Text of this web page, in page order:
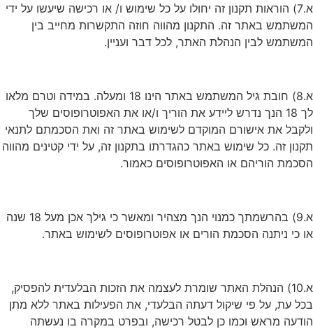
א.7) הוראות תקנון זה יחולו על כל שימוש ו/ או רכישה שיעשו על ידי
המשתמש באתר זה. התקנון מהווה חוזה התקשרות מחייב בין
המשתמש לבין הנהלת האתר, לכל דבר ועניין.
א.8) חובת גיל המשתמש באתר הינו 18 ומעלה. במידה וטרם מלאו
לך 18 הנך נדרש ליידע את הוריך ו/או את האפוטרופוסים שלך
ולקבל את אישורם המוקדם לשימוש באתר זה ואת הסכמתם לתנאי
תקנון זה. כל שימוש באתר כהגדרתו בתקנון זה, על ידי קטינים מהווה
הסכמת הוריהם או האפוטרופוסים כאמור.
א.9) בהרשמתך כמנוי הנך מצהיר ומאשר כי גילך אכן מעל 18 שנה
או כי ניתנה הסכמת הורים או אפוטרופוסים לשימוש באתר.
א.10) הנהלת האתר שומרת לעצמה את הזכות הבלעדית להפסיק,
בכל עת, על פי שיקול דעתה הבלעדי, את הפעילות באתר ללא מתן
הודעה מראש וכמו כן לבטל רכישה, ובפרט במקרה בו נעשתה